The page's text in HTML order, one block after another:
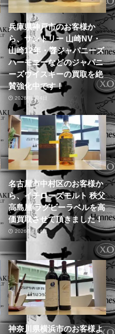
兵庫県神戸市のお客様か
ら、サントリー 山崎NV・
山崎12年・響ジャパニーズ
ハーモニーなどのジャパニ
ーズウイスキーの買取を絶
賛強化中です！
2026年8月4日
名古屋市中村区のお客様か
ら、イチローズモルト 秩父
高島屋 ラグビーラベルを高
価買取させて頂きました！
2026年8月4日
神奈川県横浜市のお客様よ